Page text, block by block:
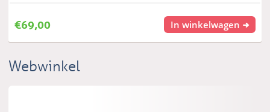
€69,00 In winkelwagen
Webwinkel